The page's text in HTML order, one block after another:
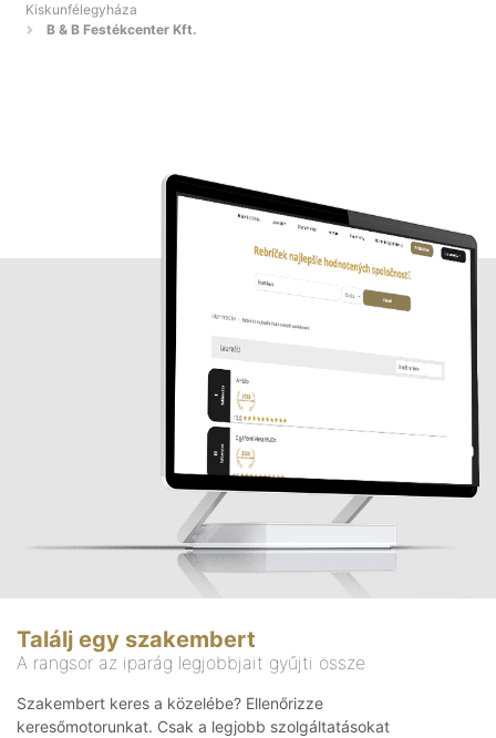
Kiskunfélegyháza
B & B Festékcenter Kft.
Találj egy szakembert
A rangsor az iparág legjobbjait gyűjti össze
Szakembert keres a közelébe? Ellenőrizze
keresőmotorunkat. Csak a legjobb szolgáltatásokat